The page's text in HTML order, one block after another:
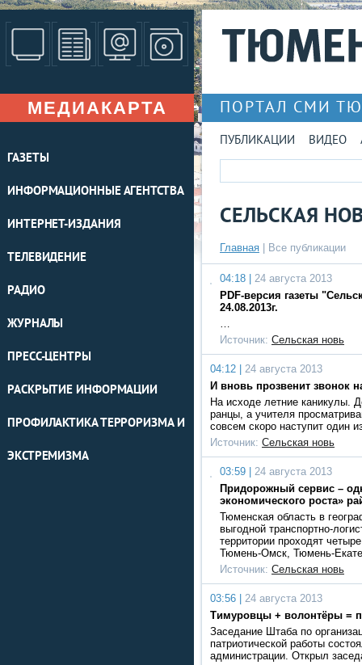
МЕДИАКАРТА
ГАЗЕТЫ
ИНФОРМАЦИОННЫЕ АГЕНТСТВА
ИНТЕРНЕТ-ИЗДАНИЯ
ТЕЛЕВИДЕНИЕ
РАДИО
ЖУРНАЛЫ
ПРЕСС-ЦЕНТРЫ
РАСКРЫТИЕ ИНФОРМАЦИИ
ПРОФИЛАКТИКА ТЕРРОРИЗМА И
ЭКСТРЕМИЗМА
ПОРТАЛ СМИ
ПУБЛИКАЦИИ ВИДЕО
СЕЛЬСКАЯ
Главная Все публикации
04:18 |
24 августа 2013
PDF-версия газеты
24.08.2013г.
…
Источник: Сельская новь
04:12 |
24 августа 2013
И вновь прозвенит звонок
На исходе летние каникулы.
ранцы, а учителя
совсем скоро наступит один
Источник: Сельская новь
03:59 |
24 августа 2013
Придорожный сервис –
экономического роста»
Тюменская область в
выгодной транспортно-
территории проходят
Тюмень-Омск, Тюмень-
Источник: Сельская новь
03:56 |
24 августа 2013
Тимуровцы + волонтёры =
Заседание Штаба по
патриотической работы
администрации. Открыл